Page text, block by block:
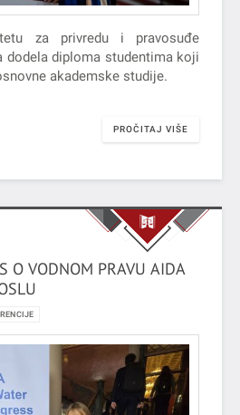
za privredu i pravosuđe
dodela diploma studentima koji
akademske studije.
PROČITAJ VIŠE
O VODNOM PRAVU AIDA